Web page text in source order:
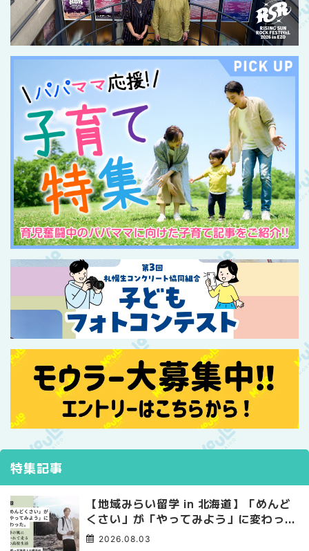
特集記事
【地域みらい留学 in 北海道】「めんど
くさい」が「やってみよう」に変わっ
た。 十勝の風に吹かれて走る、僕の泥
2026.08.03